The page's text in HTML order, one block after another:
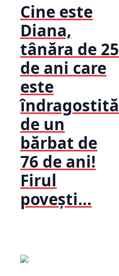
Cine este
Diana,
tânăra de 25
de ani care
este
îndragostită
de un
bărbat de
76 de ani!
Firul
povești...